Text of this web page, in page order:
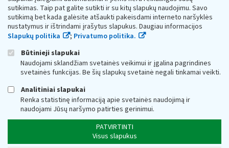
sutikimas. Taip pat galite sutikti ir su kitų slapukų naudojimu. Savo
sutikimą bet kada galėsite atšaukti pakeisdami interneto naršyklės
nustatymus ir ištrindami įrašytus slapukus. Daugiau informacijos
Slapukų politika
; Privatumo politika.
Būtinieji slapukai
Naudojami sklandžiam svetainės veikimui ir įgalina pagrindines
svetainės funkcijas. Be šių slapukų svetainė negali tinkamai veikti.
Analitiniai slapukai
Renka statistinę informaciją apie svetainės naudojimą ir
naudojami Jūsų naršymo patirties gerinimui.
PATVIRTINTI
Visus slapukus
Biudžetinė įstaiga. Juridinio asmens kodas — 188659752,
adresas: Vasario 16-osios g. 14, 01107 Vilnius, Lietuva, el.paštas:
vmi@vmi.lt, E. pristatymo dėžutės adresas 188659752
Duomenys apie Valstybinę mokesčių inspekciją prie Lietuvos
Respublikos finansų ministerijos kaupiami ir saugomi Juridinių